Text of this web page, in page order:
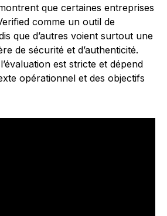
que certaines entreprises
comme un outil de
que d’autres voient surtout une
de sécurité et d’authenticité.
est stricte et dépend
opérationnel et des objectifs